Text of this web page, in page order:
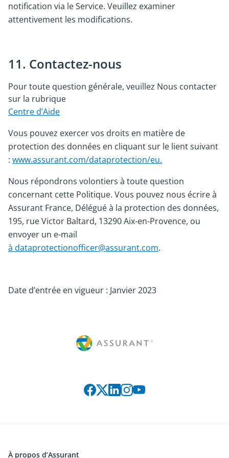
notification via le Service. Veuillez examiner
attentivement les modifications.
11. Contactez-nous
Pour toute question générale, veuillez Nous contacter
sur la rubrique
Centre d’Aide
Vous pouvez exercer vos droits en matière de
protection des données en cliquant sur le lient suivant
: www.assurant.com/dataprotection/eu.
Nous répondrons volontiers à toute question
concernant cette Politique. Vous pouvez nous écrire à
Assurant France, Délégué à la protection des données,
195, rue Victor Baltard, 13290 Aix-en-Provence, ou
envoyer un e-mail
à dataprotectionofficer@assurant.com.
Date d’entrée en vigueur : Janvier 2023
À propos d’Assurant